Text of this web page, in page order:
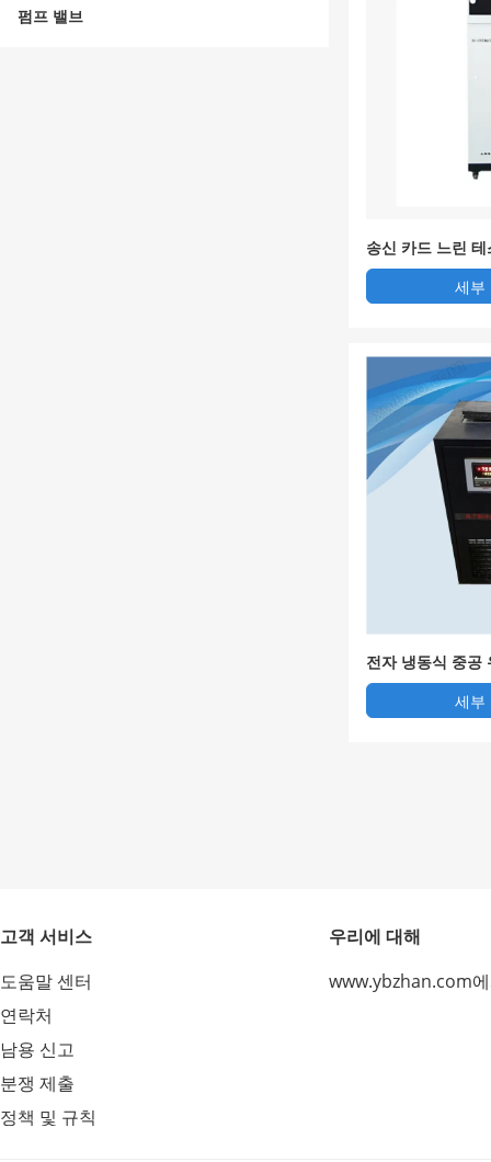
펌프 밸브
송신 카드 느린
세부
전자 냉동식 중공
세부
고객 서비스
도움말 센터
연락처
남용 신고
분쟁 제출
정책 및 규칙
우리에 대해
www.ybzhan.com